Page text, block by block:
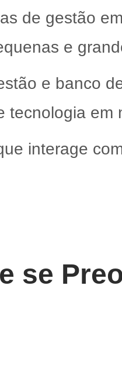
de gestão
e
e banco
tecnologia em
interage
se